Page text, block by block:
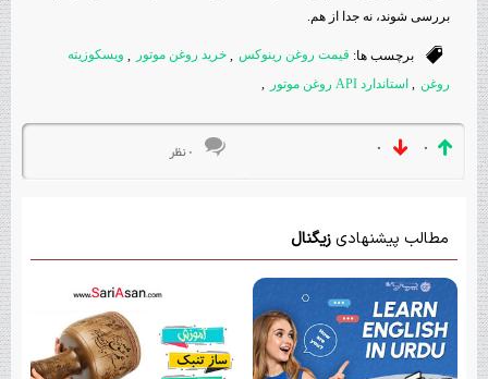
بررسی شوند، نه جدا از هم.
برچسب ها: قیمت روغن رینوکس , خرید روغن موتور ,ویسکوزیته
روغن ,استاندارد API روغن موتور ,
۰ ۰ ۰ نظر